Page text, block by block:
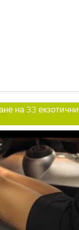
на 33 екзотични